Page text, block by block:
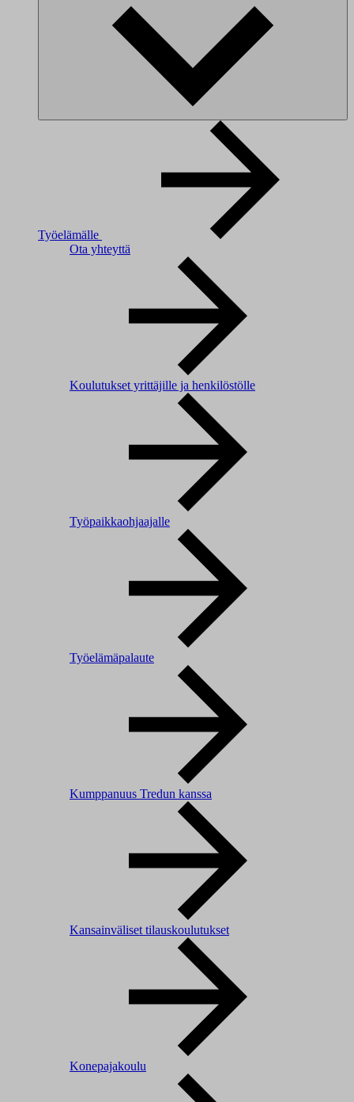
Työelämälle
Ota yhteyttä
Koulutukset yrittäjille ja henkilöstölle
Työpaikkaohjaajalle
Työelämäpalaute
Kumppanuus Tredun kanssa
Kansainväliset tilauskoulutukset
Konepajakoulu